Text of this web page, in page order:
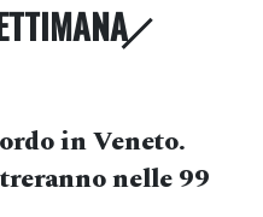
in Veneto.
nelle 99